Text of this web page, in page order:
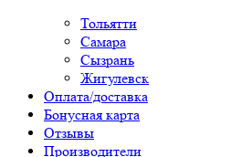
Тольятти
Самара
Сызрань
Жигулевск
Оплата/доставка
Бонусная карта
Отзывы
Производители